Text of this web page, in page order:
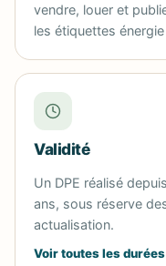
vendre, louer et
les étiquettes
Validité
Un DPE réalisé
ans, sous réserve
actualisation.
Voir toutes les durées